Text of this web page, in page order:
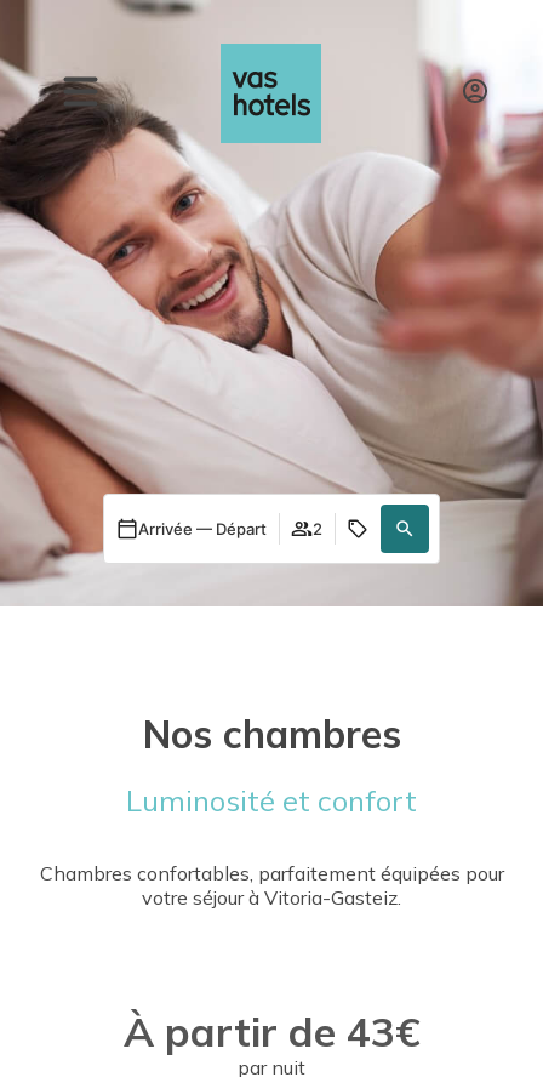
Arrivée — Départ 2
Nos chambres
Luminosité et confort
Chambres confortables, parfaitement équipées pour
votre séjour à Vitoria-Gasteiz.
À partir de 43€
par nuit